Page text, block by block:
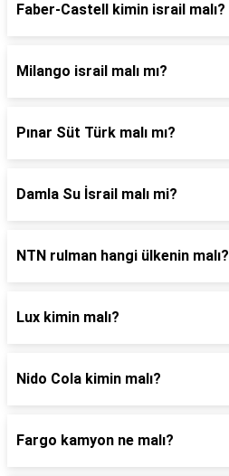
Faber-Castell kimin israil malı?
Milango israil malı mı?
Pınar Süt Türk malı mı?
Damla Su İsrail malı mi?
NTN rulman hangi ülkenin malı?
Lux kimin malı?
Nido Cola kimin malı?
Fargo kamyon ne malı?